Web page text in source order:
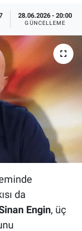
28.06.2026 - 20:00
GÜNCELLEME
da
Engin, üç